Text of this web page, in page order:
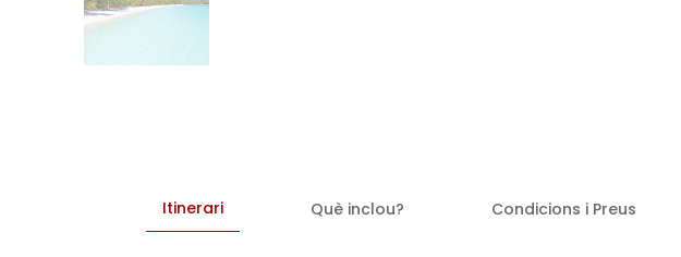
Itinerari Què inclou? Condicions i Preus